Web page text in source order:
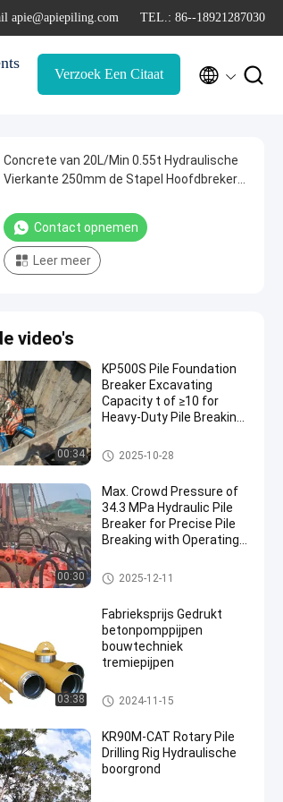
apie@apiepiling.com TEL.: 86--18921287030
Verzoek Een Citaat  
Concrete van 20L/Min 0.55t Hydraulische
Vierkante 250mm de Stapel Hoofdbreker
Contact opnemen
Leer meer
video's
00:34
KP500S Pile Foundation
Breaker Excavating
Capacity t of ≥10 for
Heavy-Duty Pile Breaking
hydraulische stapelbreker
2025-10-28
00:30
Max. Crowd Pressure of
34.3 MPa Hydraulic Pile
Breaker for Precise Pile
Breaking with Operating
mm
hydraulische stapelbreker
2025-12-11
03:38
Fabrieksprijs Gedrukt
betonpomppijpen
bouwtechniek
tremiepijpen
Boorrig tool
2024-11-15
KR90M-CAT Rotary Pile
Drilling Rig Hydraulische
boorgrond